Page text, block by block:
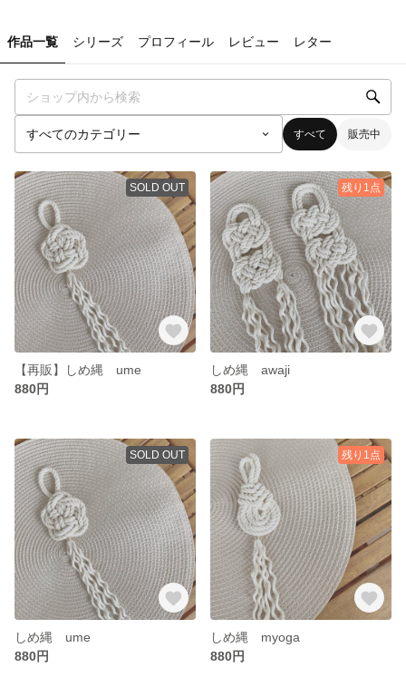
作品一覧 シリーズ プロフィール レビュー レター
すべて 販売中
SOLD OUT
【再販】しめ縄 ume
880円
残り1点
しめ縄 awaji
880円
SOLD OUT
しめ縄 ume
880円
残り1点
しめ縄 myoga
880円